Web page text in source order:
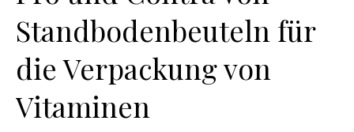
Standbodenbeuteln für
die Verpackung von
Vitaminen